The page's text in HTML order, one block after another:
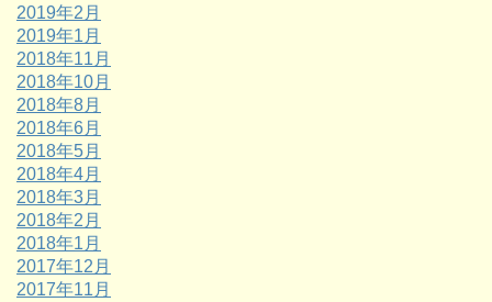
2019年2月
2019年1月
2018年11月
2018年10月
2018年8月
2018年6月
2018年5月
2018年4月
2018年3月
2018年2月
2018年1月
2017年12月
2017年11月